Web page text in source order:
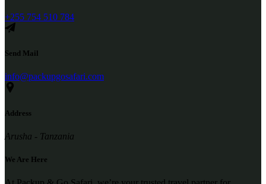
+255 754 510 784
Send Mail
info@packupgosafari.com
Address
Arusha - Tanzania
We Are Here